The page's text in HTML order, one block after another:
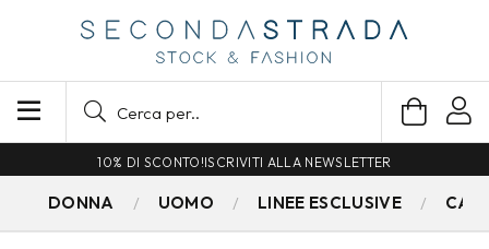
SPEDIZIONE GRATUITA PER ORDINI SUPERIORI A 79€
DONNA UOMO LINEE ESCLUSIVE